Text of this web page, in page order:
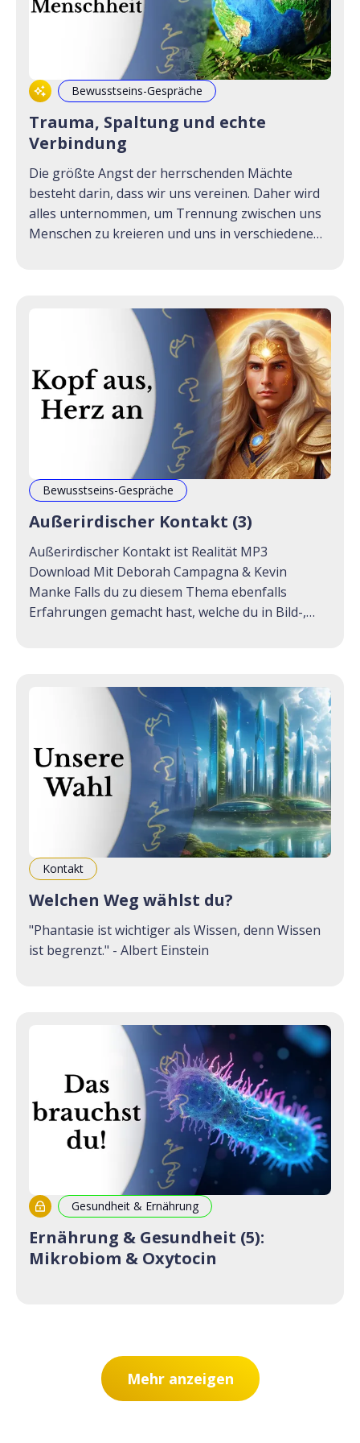
Bewusstseins-Gespräche
Trauma, Spaltung und echte
Verbindung
Die größte Angst der herrschenden Mächte
besteht darin, dass wir uns vereinen. Daher wird
alles unternommen, um Trennung zwischen uns
Menschen zu kreieren und uns in verschiedene
Bewusstseins-Gespräche
Außerirdischer Kontakt (3)
Außerirdischer Kontakt ist Realität MP3
Download Mit Deborah Campagna & Kevin
Manke Falls du zu diesem Thema ebenfalls
Erfahrungen gemacht hast, welche du in Bild-,
helfen, ihre eigenen Erinnerungen zurück zu
Kontakt
Welchen Weg wählst du?
"Phantasie ist wichtiger als Wissen, denn Wissen
ist begrenzt." - Albert Einstein
Gesundheit & Ernährung
Ernährung & Gesundheit (5):
Mikrobiom & Oxytocin
Mehr anzeigen